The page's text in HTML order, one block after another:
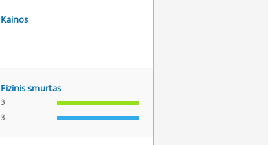
Kainos
Fizinis smurtas
3
3